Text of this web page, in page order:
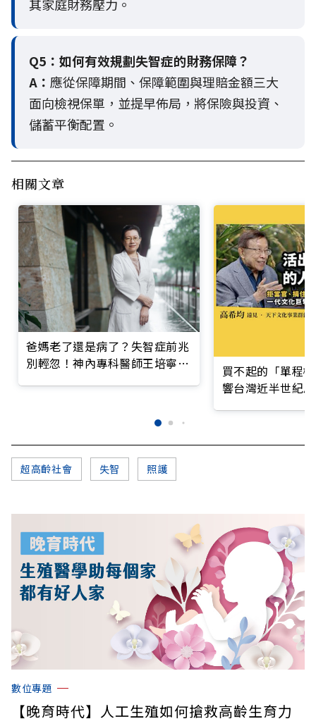
其家庭財務壓力。
Q5： 如何有效規劃失智症的財務保障？
A： 應從保障期間、保障範圍與理賠金額三大
面向檢視保單，並提早佈局，將保險與投資、
儲蓄平衡配置。
相關文章
爸媽老了還是病了？失智症前兆
別輕忽！神內專科醫師王培寧呼
買不起的「單程
響台灣近半世紀
超高齡社會 失智 照護
數位專題
【晚育時代】人工生殖如何搶救高齡生育力